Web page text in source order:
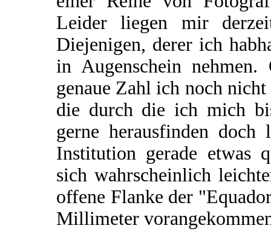
Leider liegen mir
Diejenigen, derer ich
in Augenschein
genaue Zahl ich noch
die durch die ich mich
gerne herausfinden
Institution gerade etwas
sich wahrscheinlich
offene Flanke der
Millimeter